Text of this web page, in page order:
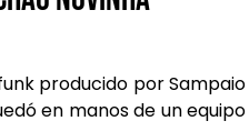
producido por Sampaio
en manos de un equipo